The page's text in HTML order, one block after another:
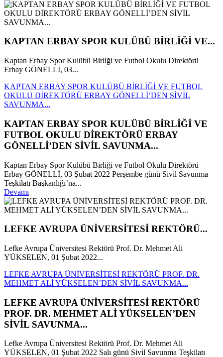
KAPTAN ERBAY SPOR KULÜBÜ BİRLİĞİ VE...
Kaptan Erbay Spor Kulübü Birliği ve Futbol Okulu Direktörü
Erbay GÖNELLİ, 03...
KAPTAN ERBAY SPOR KULÜBÜ BİRLİĞİ VE FUTBOL
OKULU DİREKTÖRÜ ERBAY GÖNELLİ’DEN SİVİL
SAVUNMA...
KAPTAN ERBAY SPOR KULÜBÜ BİRLİĞİ VE
FUTBOL OKULU DİREKTÖRÜ ERBAY
GÖNELLİ’DEN SİVİL SAVUNMA...
Kaptan Erbay Spor Kulübü Birliği ve Futbol Okulu Direktörü
Erbay GÖNELLİ, 03 Şubat 2022 Perşembe günü Sivil Savunma
Teşkilatı Başkanlığı’na...
Devamı
LEFKE AVRUPA ÜNİVERSİTESİ REKTÖRÜ...
Lefke Avrupa Üniversitesi Rektörü Prof. Dr. Mehmet Ali
YÜKSELEN, 01 Şubat 2022...
LEFKE AVRUPA ÜNİVERSİTESİ REKTÖRÜ PROF. DR.
MEHMET ALİ YÜKSELEN’DEN SİVİL SAVUNMA...
LEFKE AVRUPA ÜNİVERSİTESİ REKTÖRÜ
PROF. DR. MEHMET ALİ YÜKSELEN’DEN
SİVİL SAVUNMA...
Lefke Avrupa Üniversitesi Rektörü Prof. Dr. Mehmet Ali
YÜKSELEN, 01 Şubat 2022 Salı günü Sivil Savunma Teşkilatı